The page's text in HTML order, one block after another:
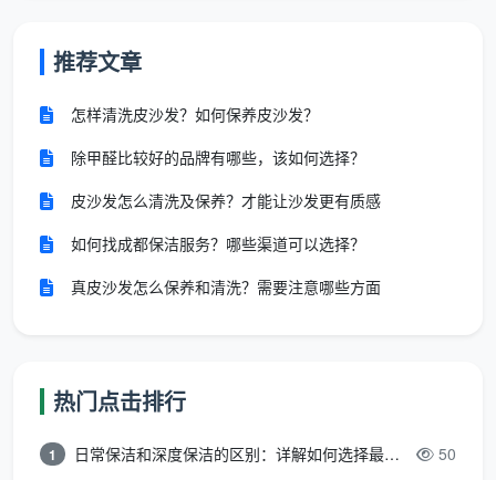
推荐文章
怎样清洗皮沙发？如何保养皮沙发？
除甲醛比较好的品牌有哪些，该如何选择？
皮沙发怎么清洗及保养？才能让沙发更有质感
如何找成都保洁服务？哪些渠道可以选择？
真皮沙发怎么保养和清洗？需要注意哪些方面
热门点击排行
1 日常保洁和深度保洁的区别：详解如何选择最适合的清洁服务 50